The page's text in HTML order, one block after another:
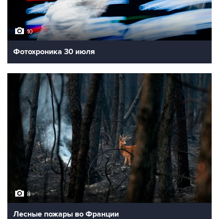
10
Фотохроника 30 июля
8
Лесные пожары во Франции